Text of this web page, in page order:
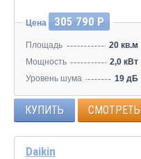
Цена 305 790 Р
Площадь
20 кв.м
Мощность
2,0 кВт
Уровень шума
19 дБ
КУПИТЬ СМОТРЕТЬ
Daikin